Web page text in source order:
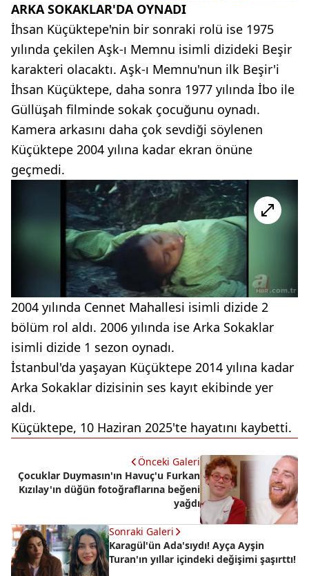
ARKA SOKAKLAR'DA OYNADI
İhsan Küçüktepe'nin bir sonraki rolü ise 1975
yılında çekilen Aşk-ı Memnu isimli dizideki Beşir
karakteri olacaktı. Aşk-ı Memnu'nun ilk Beşir'i
İhsan Küçüktepe, daha sonra 1977 yılında İbo ile
Güllüşah filminde sokak çocuğunu oynadı.
Kamera arkasını daha çok sevdiği söylenen
Küçüktepe 2004 yılına kadar ekran önüne
geçmedi.
2004 yılında Cennet Mahallesi isimli dizide 2
bölüm rol aldı. 2006 yılında ise Arka Sokaklar
isimli dizide 1 sezon oynadı.
İstanbul'da yaşayan Küçüktepe 2014 yılına kadar
Arka Sokaklar dizisinin ses kayıt ekibinde yer
aldı.
Küçüktepe, 10 Haziran 2025'te hayatını kaybetti.
Önceki Galeri
Çocuklar Duymasın'ın Havuç'u Furkan
Kızılay'ın düğün fotoğraflarına beğeni
yağdı
Sonraki Galeri
Karagül'ün Ada'sıydı! Ayça Ayşin
Turan'ın yıllar içindeki değişimi şaşırttı!